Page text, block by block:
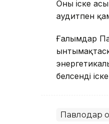
Оның іске
аудитпен
Ғалымдар
белсенді
Павлодар